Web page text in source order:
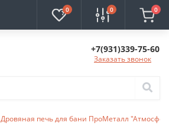
0 0 0
+7(931)339-75-60
Заказать звонок
Дровяная печь для бани ПроМеталл